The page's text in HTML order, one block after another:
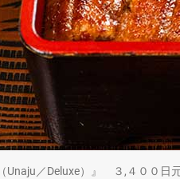
Unaju／Deluxe）』 ３,４００日